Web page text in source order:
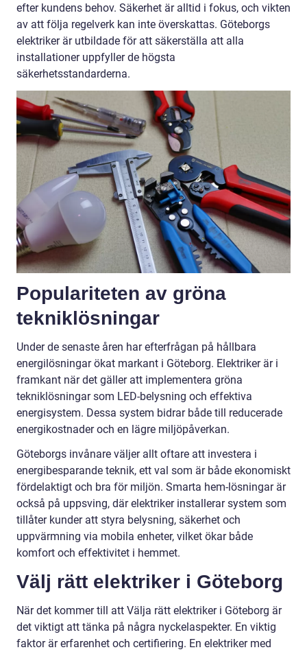
efter kundens behov. Säkerhet är alltid i fokus, och vikten
av att följa regelverk kan inte överskattas. Göteborgs
elektriker är utbildade för att säkerställa att alla
installationer uppfyller de högsta
säkerhetsstandarderna.
Populariteten av gröna
tekniklösningar
Under de senaste åren har efterfrågan på hållbara
energilösningar ökat markant i Göteborg. Elektriker är i
framkant när det gäller att implementera gröna
tekniklösningar som LED-belysning och effektiva
energisystem. Dessa system bidrar både till reducerade
energikostnader och en lägre miljöpåverkan.
Göteborgs invånare väljer allt oftare att investera i
energibesparande teknik, ett val som är både ekonomiskt
fördelaktigt och bra för miljön. Smarta hem-lösningar är
också på uppsving, där elektriker installerar system som
tillåter kunder att styra belysning, säkerhet och
uppvärmning via mobila enheter, vilket ökar både
komfort och effektivitet i hemmet.
Välj rätt elektriker i Göteborg
När det kommer till att Välja rätt elektriker i Göteborg är
det viktigt att tänka på några nyckelaspekter. En viktig
faktor är erfarenhet och certifiering. En elektriker med